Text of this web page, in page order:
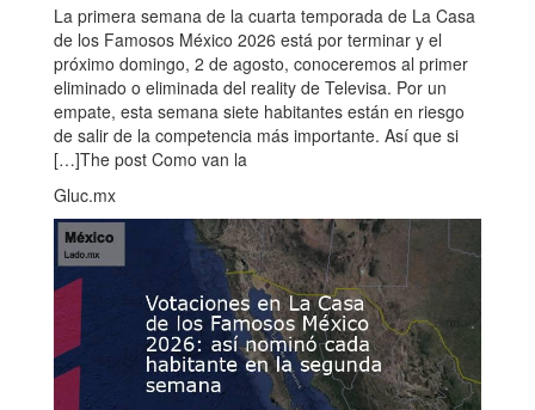
La primera semana de la cuarta temporada de La Casa
de los Famosos México 2026 está por terminar y el
próximo domingo, 2 de agosto, conoceremos al primer
eliminado o eliminada del reality de Televisa. Por un
empate, esta semana siete habitantes están en riesgo
de salir de la competencia más importante. Así que si
[…]The post Como van la
Gluc.mx